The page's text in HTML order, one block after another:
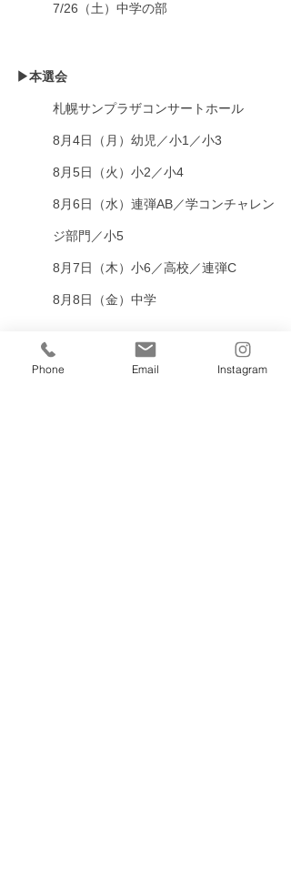
7/26（土）中学の部
札幌サンプラザコンサートホール
8月4日（月）幼児／小1 ／小3
8月5日（火）小2 ／小4
8月6日（水）連弾AB／学コンチャレン
ジ部門 ／小5
8月7日（木）小6／高校／連弾C
8月8日（金）中学
Phone Email Instagram